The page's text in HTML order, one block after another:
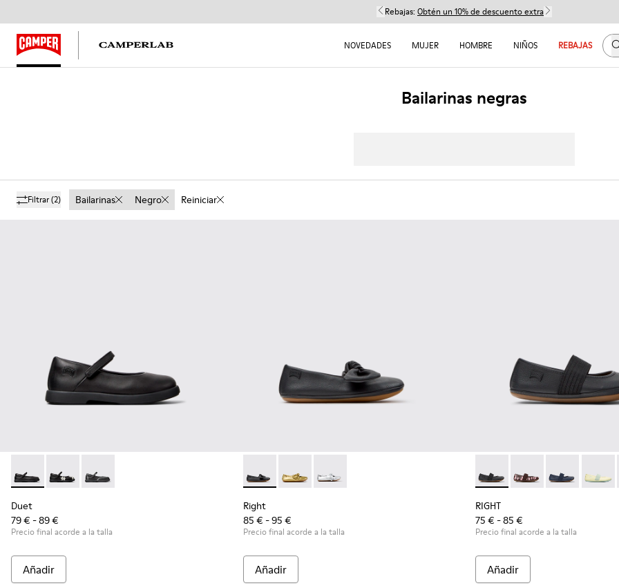
Rebajas: Obtén un 10% de descuento extra
NOVEDADES MUJER HOMBRE NIÑOS REBAJAS
Bailarinas negras
Filtrar(2) Bailarinas Negro Reiniciar
Duet - K800549-003 - Bailarinas de piel negras para niños.
Duet - K800549-006 - Bailarinas multicolor de piel para niños.
Duet - K800549-001 - Merceditas negras de piel para niños
Duet
79 € - 89 €
Precio final acorde a la talla
Añadir
Right - K800702-006 - Bailarinas de piel negras para niños.
Right - K800702-004
Right - K800702-002
Right
85 € - 95 €
Precio final acorde a la talla
Añadir
RIGHT - 80025-053 -
RIGHT - 80025-160
RIGHT -RIGHT
RIGHT
75 € - 85 €
Precio final acorde a la talla
Añadir